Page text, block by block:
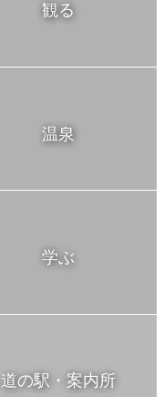
観る
温泉
学ぶ
道の駅・案内所